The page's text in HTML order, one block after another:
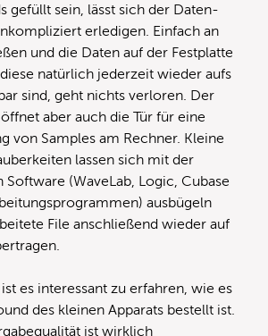
gefüllt sein, lässt sich der Daten-
erledigen. Einfach an
und die Daten auf der Festplatte
natürlich jederzeit wieder aufs
sind, geht nichts verloren. Der
aber auch die Tür für eine
von Samples am Rechner. Kleine
lassen sich mit der
Software (WaveLab, Logic, Cubase
ausbügeln
File anschließend wieder auf
es interessant zu erfahren, wie es
des kleinen Apparats bestellt ist.
ist wirklich